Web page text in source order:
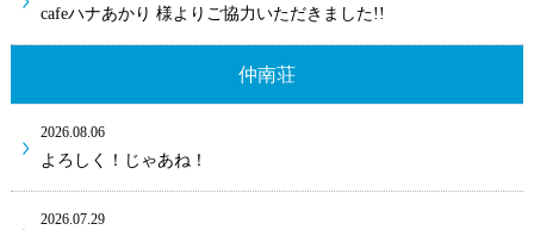
cafeハナあかり 様よりご協力いただきました!!
仲南荘
2026.08.06
よろしく！じゃあね！
2026.07.29